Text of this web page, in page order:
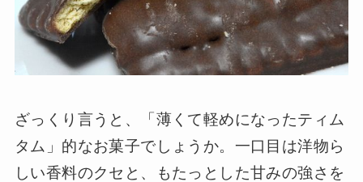
ざっくり言うと、「薄くて軽めになったティム
タム」的なお菓子でしょうか。一口目は洋物ら
しい香料のクセと、もたっとした甘みの強さを